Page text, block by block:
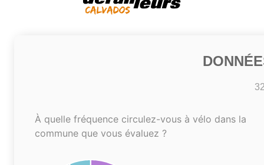
À quelle fréquence circulez-vous à vélo dans la
commune que vous évaluez ?